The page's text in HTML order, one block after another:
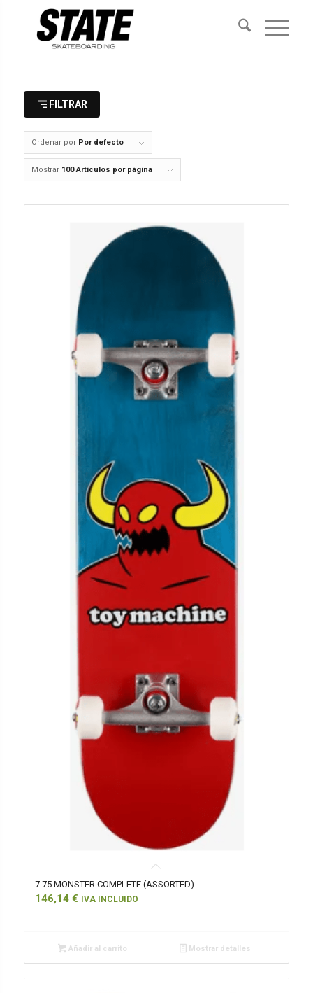
FILTRAR
Ordenar por Por defecto
Mostrar 100 Artículos por página
7.75 MONSTER COMPLETE (ASSORTED)
146,14 € IVA INCLUIDO
Añadir al carrito Mostrar detalles